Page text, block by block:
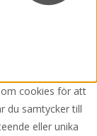
cookies för att
du samtycker till
eller unika